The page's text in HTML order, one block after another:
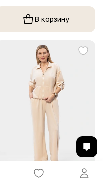
В корзину